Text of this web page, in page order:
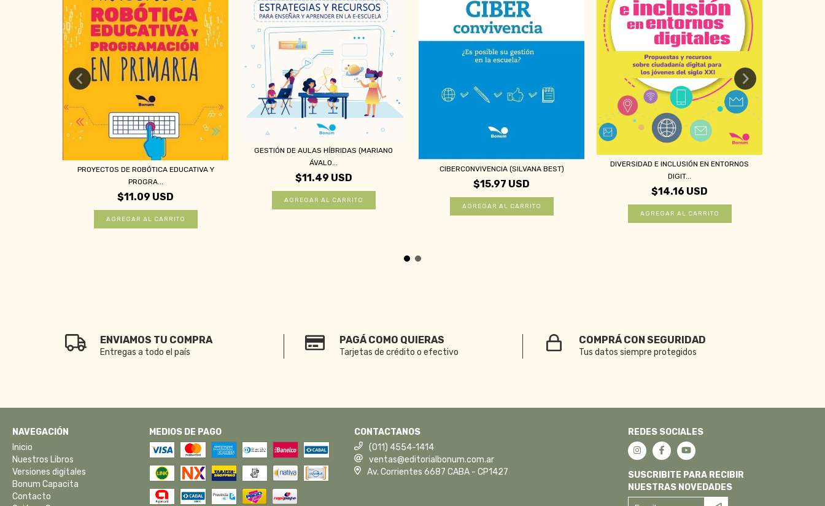
PROYECTOS DE ROBÓTICA EDUCATIVA Y
PROGRA...
$11.09 USD
GESTIÓN DE AULAS HÍBRIDAS (MARIANO
ÁVALO...
$11.49 USD
CIBERCONVIVENCIA (SILVANA BEST)
$15.97 USD
DIVERSIDAD E INCLUSIÓN EN ENTORNOS
DIGIT...
$14.16 USD
ENVIAMOS TU COMPRA
Entregas a todo el país
PAGÁ COMO QUIERAS
Tarjetas de crédito o efectivo
COMPRÁ CON SEGURIDAD
Tus datos siempre protegidos
NAVEGACIÓN
Inicio
Nuestros Libros
Versiones digitales
Bonum Capacita
Contacto
MEDIOS DE PAGO
CONTACTANOS
(011) 4554-1414
ventas@editorialbonum.com.ar
Av. Corrientes 6687 CABA - CP1427
REDES SOCIALES
SUSCRIBITE PARA RECIBIR
NUESTRAS NOVEDADES